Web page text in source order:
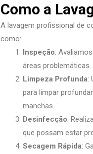
Como a
A lavagem profissional de
como:
Inspeção:
áreas problemáticas.
Limpeza Profunda:
para limpar
manchas.
Desinfecção:
que possam estar
Secagem Rápida: